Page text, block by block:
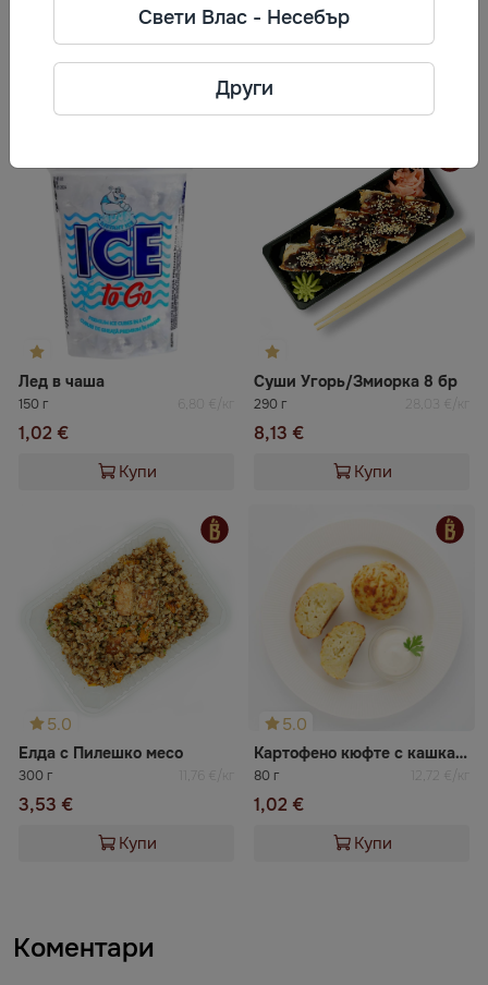
път, град Одеса, Одеска област,
65025, Украйна
Често разглеждани
Лед в чаша
150 г 6,80 €/кг
1,02 €
Купи
Суши Угорь/Змиорка 8 бр
290 г 28,03 €/кг
8,13 €
Купи
5.0
Елда с Пилешко месо
300 г 11,76 €/кг
3,53 €
Купи
5.0
Картофено кюфте с кашкавал
80 г 12,72 €/кг
1,02 €
Купи
Коментари
Свети Влас - Несебър
Други